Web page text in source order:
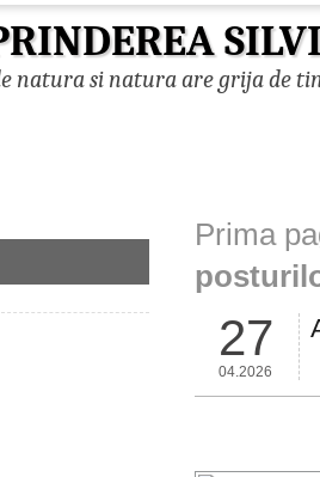
natura si natura are grija de
Prima
27
04.2026